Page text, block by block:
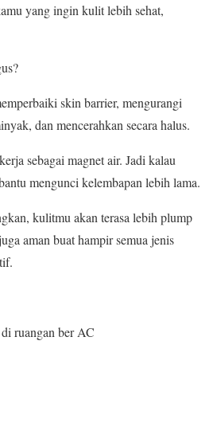
yang ingin kulit lebih sehat,
skin barrier, mengurangi
dan mencerahkan secara halus.
sebagai magnet air. Jadi kalau
mengunci kelembapan lebih lama.
kulitmu akan terasa lebih plump
aman buat hampir semua jenis
ruangan ber AC